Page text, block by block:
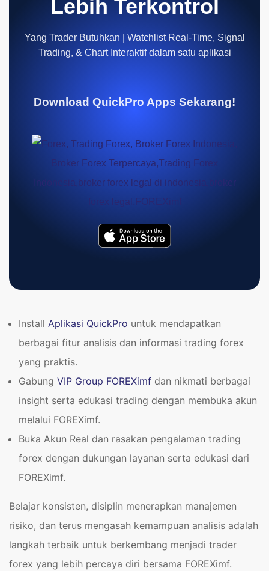
Lebih Terkontrol
Yang Trader Butuhkan | Watchlist Real-Time, Signal
Trading, & Chart Interaktif dalam satu aplikasi
Download QuickPro Apps Sekarang!
Install Aplikasi QuickPro untuk mendapatkan
berbagai fitur analisis dan informasi trading forex
yang praktis.
Gabung VIP Group FOREXimf dan nikmati berbagai
insight serta edukasi trading dengan membuka akun
melalui FOREXimf.
Buka Akun Real dan rasakan pengalaman trading
forex dengan dukungan layanan serta edukasi dari
FOREXimf.
Belajar konsisten, disiplin menerapkan manajemen
risiko, dan terus mengasah kemampuan analisis adalah
langkah terbaik untuk berkembang menjadi trader
forex yang lebih percaya diri bersama FOREXimf.